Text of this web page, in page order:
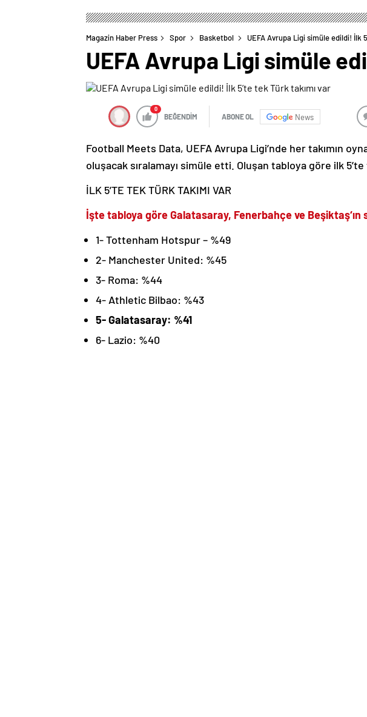
Magazin Haber Press Spor Basketbol UEFA Avrupa Ligi simüle edildi! İlk
UEFA Avrupa Ligi simüle
0
BEĞENDİM ABONE OL News
Football Meets Data, UEFA Avrupa Ligi’nde her takımın
oluşacak sıralamayı simüle etti. Oluşan tabloya göre ilk 5’te
İLK 5’TE TEK TÜRK TAKIMI VAR
İşte tabloya göre Galatasaray, Fenerbahçe ve Beşiktaş
1- Tottenham Hotspur – %49
2- Manchester United: %45
3- Roma: %44
4- Athletic Bilbao: %43
5- Galatasaray: %41
6- Lazio: %40